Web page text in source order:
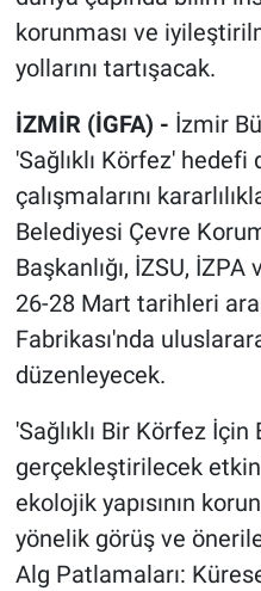
korunması ve
yollarını tartışacak.
İZMİR (İGFA) - İzmir
'Sağlıklı Körfez'
çalışmalarını
Belediyesi Çevre
Başkanlığı, İZSU,
26-28 Mart tarihleri
Fabrikası'nda
düzenleyecek.
'Sağlıklı Bir Körfez İçin
gerçekleştirilecek
ekolojik yapısının
yönelik görüş ve
Alg Patlamaları: